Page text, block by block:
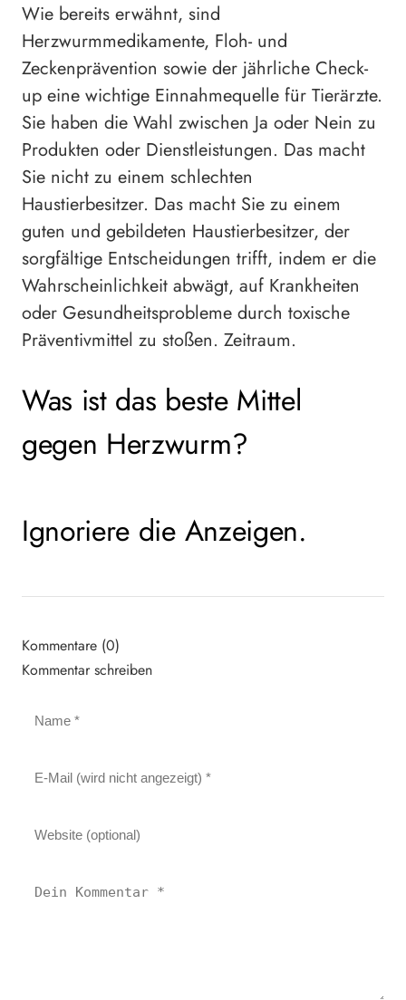
Wie bereits erwähnt, sind
Herzwurmmedikamente, Floh- und
Zeckenprävention sowie der jährliche Check-
up eine wichtige Einnahmequelle für Tierärzte.
Sie haben die Wahl zwischen Ja oder Nein zu
Produkten oder Dienstleistungen. Das macht
Sie nicht zu einem schlechten
Haustierbesitzer. Das macht Sie zu einem
guten und gebildeten Haustierbesitzer, der
sorgfältige Entscheidungen trifft, indem er die
Wahrscheinlichkeit abwägt, auf Krankheiten
oder Gesundheitsprobleme durch toxische
Präventivmittel zu stoßen. Zeitraum.
Was ist das beste Mittel
gegen Herzwurm?
Ignoriere die Anzeigen.
Kommentare (0)
Kommentar schreiben